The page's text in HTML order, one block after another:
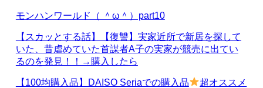
モンハンワールド（ ＾ω＾）part10
【スカッとする話】【復讐】実家近所で新居を探して
いた、昔虐めていた首謀者A子の実家が競売に出てい
るのを発見！！→購入したら
【100均購入品】DAISO Seriaでの購入品
超オススメ